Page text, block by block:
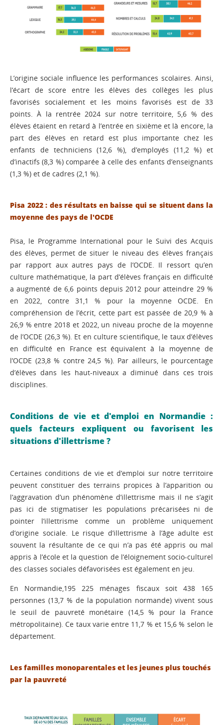
L’origine sociale influence les performances scolaires. Ainsi,
l’écart de score entre les élèves des collèges les plus
favorisés socialement et les moins favorisés est de 33
points. À la rentrée 2024 sur notre territoire, 5,6 % des
élèves étaient en retard à l’entrée en sixième et là encore, la
part des élèves en retard est plus importante chez les
enfants de techniciens (12,6 %), d’employés (11,2 %) et
d’inactifs (8,3 %) comparée à celle des enfants d’enseignants
(1,3 %) et de cadres (2,1 %).
Pisa 2022 : des résultats en baisse qui se situent dans la
moyenne des pays de l'OCDE
Pisa, le Programme International pour le Suivi des Acquis
des élèves, permet de situer le niveau des élèves français
par rapport aux autres pays de l’OCDE. Il ressort qu’en
culture mathématique, la part d’élèves français en difficulté
a augmenté de 6,6 points depuis 2012 pour atteindre 29 %
en 2022, contre 31,1 % pour la moyenne OCDE. En
compréhension de l’écrit, cette part est passée de 20,9 % à
26,9 % entre 2018 et 2022, un niveau proche de la moyenne
de l’OCDE (26,3 %). Et en culture scientifique, le taux d’élèves
en difficulté en France est équivalent à la moyenne de
l’OCDE (23,8 % contre 24,5 %). Par ailleurs, le pourcentage
d’élèves dans les haut-niveaux a diminué dans ces trois
disciplines.
Conditions de vie et d'emploi en Normandie :
quels facteurs expliquent ou favorisent les
situations d'illettrisme ?
Certaines conditions de vie et d’emploi sur notre territoire
peuvent constituer des terrains propices à l’apparition ou
l’aggravation d’un phénomène d’illettrisme mais il ne s’agit
pas ici de stigmatiser les populations précarisées ni de
pointer l’illettrisme comme un problème uniquement
d’origine sociale. Le risque d’illettrisme à l’âge adulte est
souvent la résultante de ce qui n’a pas été appris ou mal
appris à l’école et la question de l’éloignement socio-culturel
des classes sociales défavorisées est également en jeu.
En Normandie,195 225 ménages fiscaux soit 438 165
personnes (13,7 % de la population normande) vivent sous
le seuil de pauvreté monétaire (14,5 % pour la France
métropolitaine). Ce taux varie entre 11,7 % et 15,6 % selon le
département.
Les familles monoparentales et les jeunes plus touchés
par la pauvreté